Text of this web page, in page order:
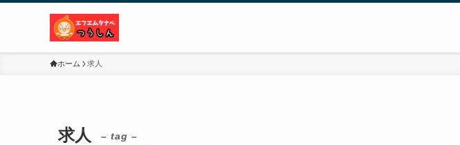
ホーム 求人
求人 – tag –